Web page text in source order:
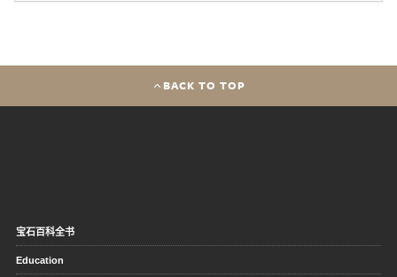
BACK TO TOP
宝石百科全书
Education